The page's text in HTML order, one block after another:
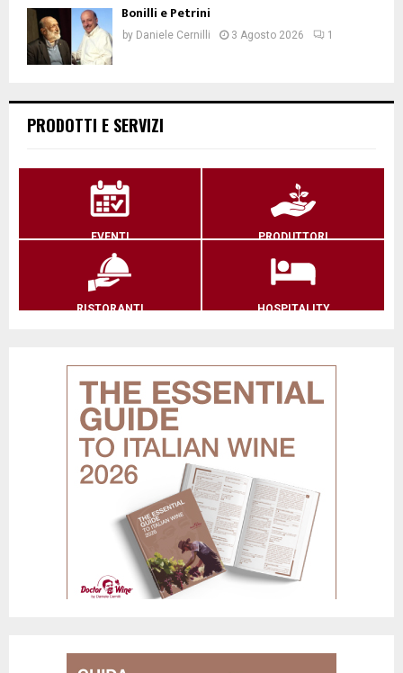
Bonilli e Petrini
by Daniele Cernilli 3 Agosto 2026 1
PRODOTTI E SERVIZI
EVENTI PRODUTTORI
RISTORANTI HOSPITALITY